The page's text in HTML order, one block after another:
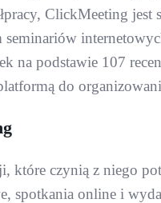
ClickMeeting
na podstawie 107
do
które czynią z niego
spotkania online i